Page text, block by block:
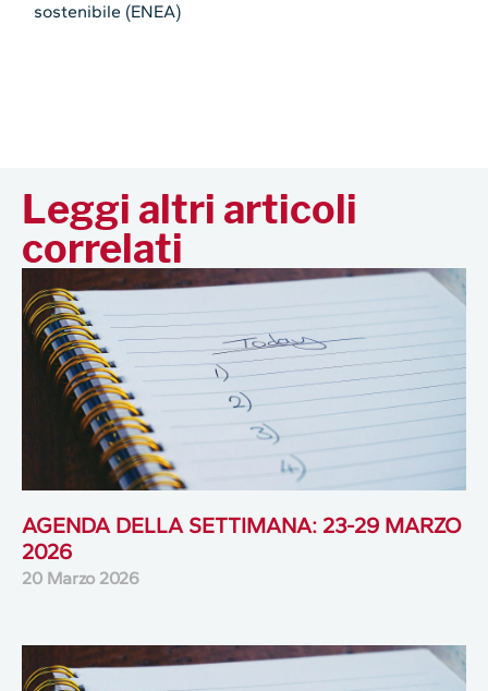
sostenibile (ENEA)
Leggi altri articoli
correlati
AGENDA DELLA SETTIMANA: 23-29 MARZO
2026
20 Marzo 2026